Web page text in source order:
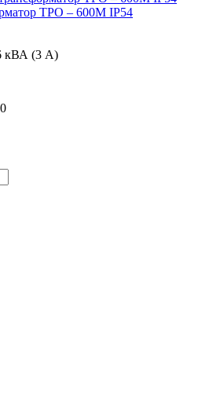
ТРО – 600М IP54
кВА (3 А)